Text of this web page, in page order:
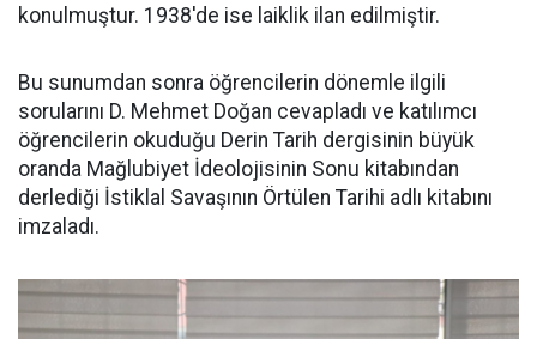
konulmuştur. 1938'de ise laiklik ilan edilmiştir.
Bu sunumdan sonra öğrencilerin dönemle ilgili
sorularını D. Mehmet Doğan cevapladı ve katılımcı
öğrencilerin okuduğu Derin Tarih dergisinin büyük
oranda Mağlubiyet İdeolojisinin Sonu kitabından
derlediği İstiklal Savaşının Örtülen Tarihi adlı kitabını
imzaladı.